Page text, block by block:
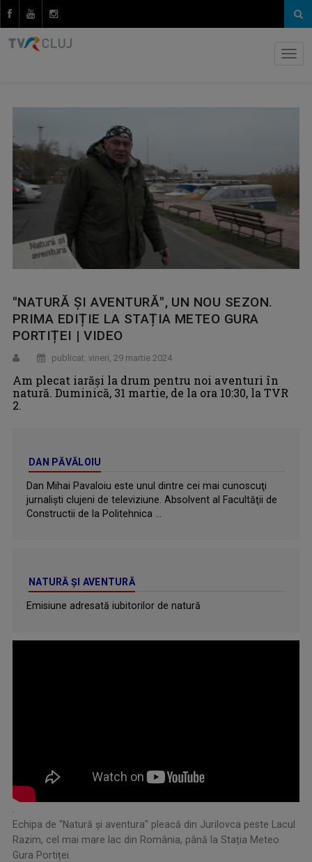
"NATURĂ ȘI AVENTURĂ", UN NOU SEZON.
PRIMA EDIȚIE LA STAȚIA METEO GURA
PORTIȚEI | VIDEO
publicat: vineri, 29 martie 2024
Am plecat iarăși la drum pentru noi aventuri în
natură. Duminică, 31 martie, de la ora 10:30, la TVR
2.
DAN PĂVĂLOIU
Dan Mihai Pavaloiu este unul dintre cei mai cunoscuţi
jurnalişti clujeni de televiziune. Absolvent al Facultăţii de
Constructii de la Politehnica ...
NATURĂ ŞI AVENTURĂ
Emisiune adresată iubitorilor de natură
.
Echipa de "Natură și aventura" pleacă din Jurilovca peste Lacul
Razim, cel mai mare lac din România, până la Stația Meteo
Gura Portiței.